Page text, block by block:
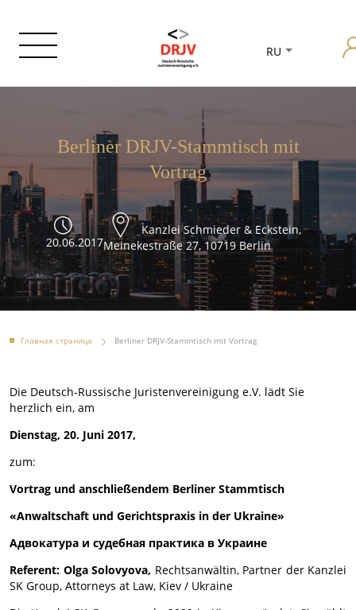
RU
Berliner DRJV-Stammtisch mit
Vortrag
20.06.2017
Kanzlei Schmieder & Eckstein,
Meinekestraße 27, 10719 Berlin
Главная страница Berliner DRJV-Stammtisch mit Vortrag
Die Deutsch-Russische Juristenvereinigung e.V. lädt Sie
herzlich ein, am
Dienstag, 20. Juni 2017,
zum:
Vortrag und anschließendem Berliner Stammtisch
«Anwaltschaft und Gerichtspraxis in der Ukraine»
Адвокатура и судебная практика в Украине
Referent: Olga Solovyova, Rechtsanwältin, Partner der Kanzlei
SK Group, Attorneys at Law, Kiev / Ukraine